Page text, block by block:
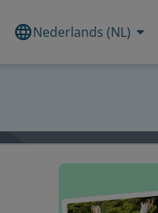
Nederlands (NL)